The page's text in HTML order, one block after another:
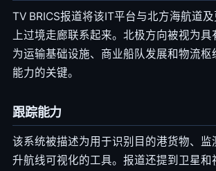
TV BRICS报道将该IT平台与北方海航道
上过境走廊联系起来。北极方向被视为具
为运输基础设施、商业船队发展和物流枢
能力的关键。
跟踪能力
该系统被描述为用于识别目的港货物、监
升航线可视化的工具。报道还提到卫星和